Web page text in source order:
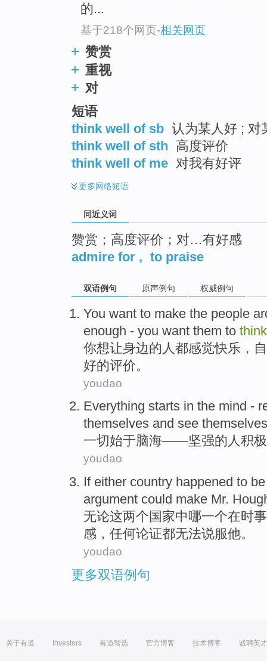
的...
基于218个网页-相关网页
赞赏
重视
对
短语
think well of sb 认为某人好 ; 对
think well of sth 高度评价
think well of me 对我有好评
更多网络短语
同近义词
赞赏；高度评价；对…有好感
admire for , to praise
双语例句 原声例句 权威例句
You want to make the people
enough - you want them to think
你想让身边的 人 都感觉快乐，
好的评价。
youdao
Everything starts in the mind -
themselves and see
一切始于脑海——坚强的 人积极
youdao
If either country happened to be
argument could make Mr.
无论这两个国家中哪一个在时
感 ，任何论证都无法说服他。
youdao
更多双语例句
关于有道 Investors 有道智选 官方博客 技术博客 诚聘英才